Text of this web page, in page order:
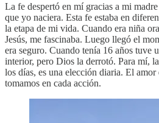
La fe despertó en mí gracias a mi
que yo naciera. Esta fe estaba en
la etapa de mi vida. Cuando era niña
Jesús, me fascinaba. Luego llegó el
era seguro. Cuando tenía 16 años tuve
interior, pero Dios la derrotó. Para mí,
los días, es una elección diaria. El amor
tomamos en cada acción.